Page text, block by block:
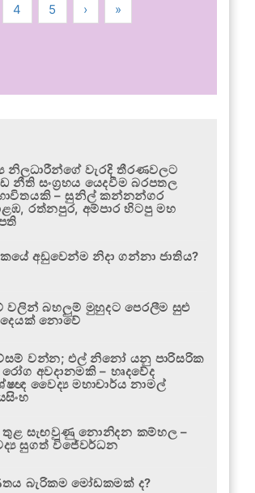
4 5 › »
නිලධාරීන්ගේ වැරදි තීරණවලට
නීති සංග්‍රහය යෙදවීම බරපතල
– සුනිල් කන්නන්ගර
රත්නපුර, අම්පාර හිටපු මහ
අඩුවෙන්ම නිදා ගන්නා ජාතිය?
වලින් බහලුම් මුහුදට පෙරලීම සුළු
නොවේ
වන්න; එල් නිනෝ යනු පාරිසරික
රෝග අවදානමකි – හෘදවේද
වෛද්‍ය මහාචාර්ය නාමල්
සැඟවුණු නොනිදන කම්හල –
සුගත් විජේවර්ධන
බැරිකම මෝඩකමක් ද?